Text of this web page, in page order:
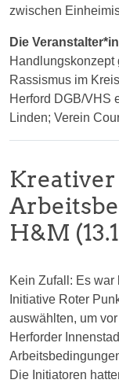
zwischen
Die
Handlungskonzept
Rassismus im
Herford DGB/VHS
Linden; Verein
Kreativer
H&M
Kein Zufall: Es war
Initiative Roter
auswählten, um
Herforder
Die Initiatoren